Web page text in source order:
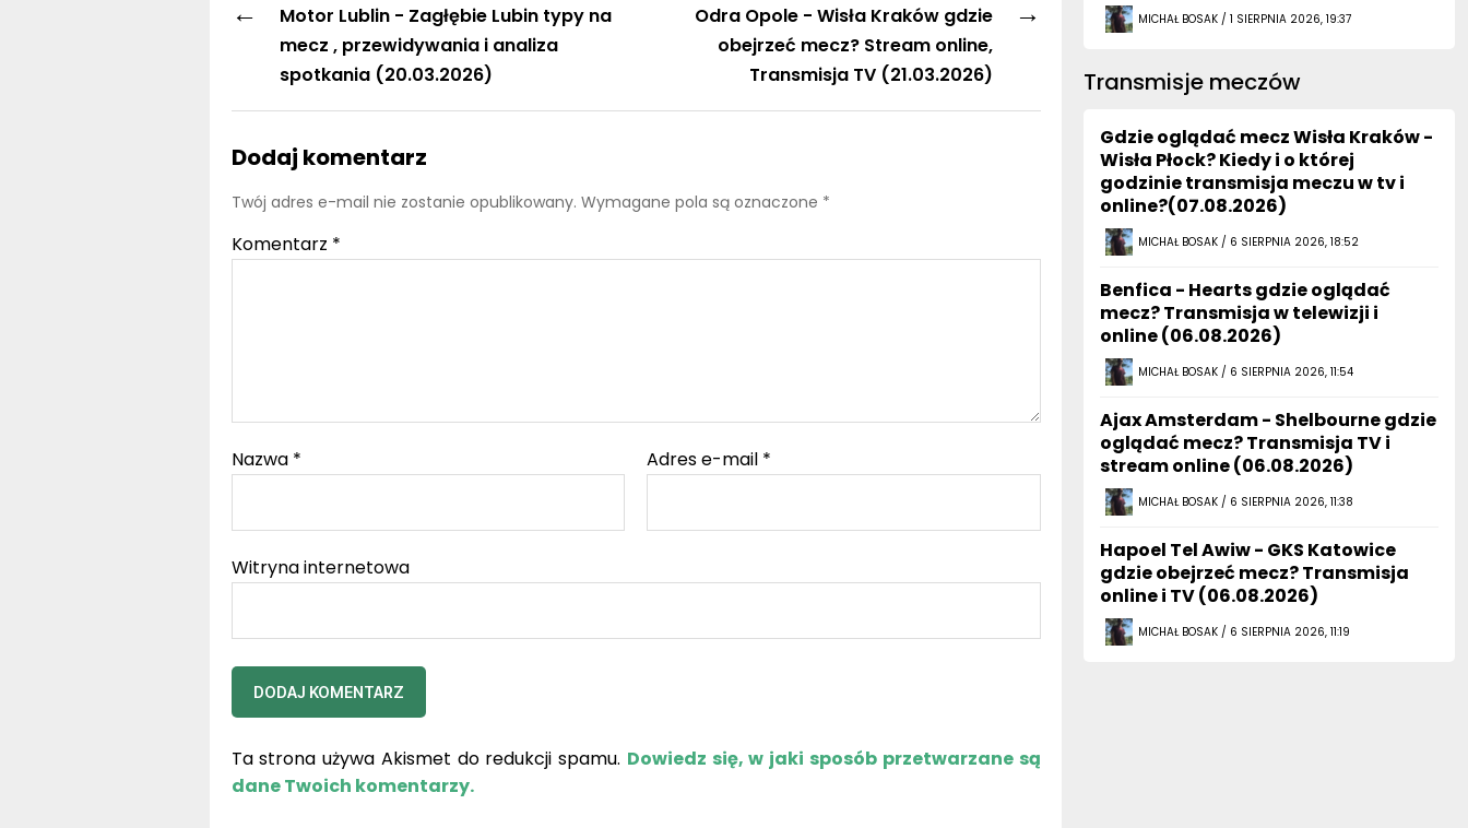
spotkania (20.03.2026)
Transmisja TV (21.03.2026)
Dodaj komentarz
Twój adres e-mail nie zostanie opublikowany.
Komentarz*
Nazwa* Adres e-mail*
Witryna internetowa
Ta strona używa Akismet do redukcji spamu.
Transmisje meczów
Gdzie oglądać mecz Wisła Kraków -
godzinie transmisja meczu w tv i
online?(07.08.2026)
MICHAŁ BOSAK / 6 SIERPNIA 2026, 18:52
Benfica - Hearts gdzie oglądać
online (06.08.2026)
MICHAŁ BOSAK / 6 SIERPNIA 2026, 11:54
Ajax Amsterdam - Shelbourne gdzie
stream online (06.08.2026)
MICHAŁ BOSAK / 6 SIERPNIA 2026, 11:38
Hapoel Tel Awiw - GKS Katowice
online i TV (06.08.2026)
MICHAŁ BOSAK / 6 SIERPNIA 2026, 11:19